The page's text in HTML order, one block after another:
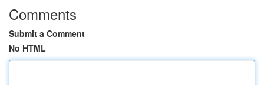
Comments
Submit a Comment
No HTML